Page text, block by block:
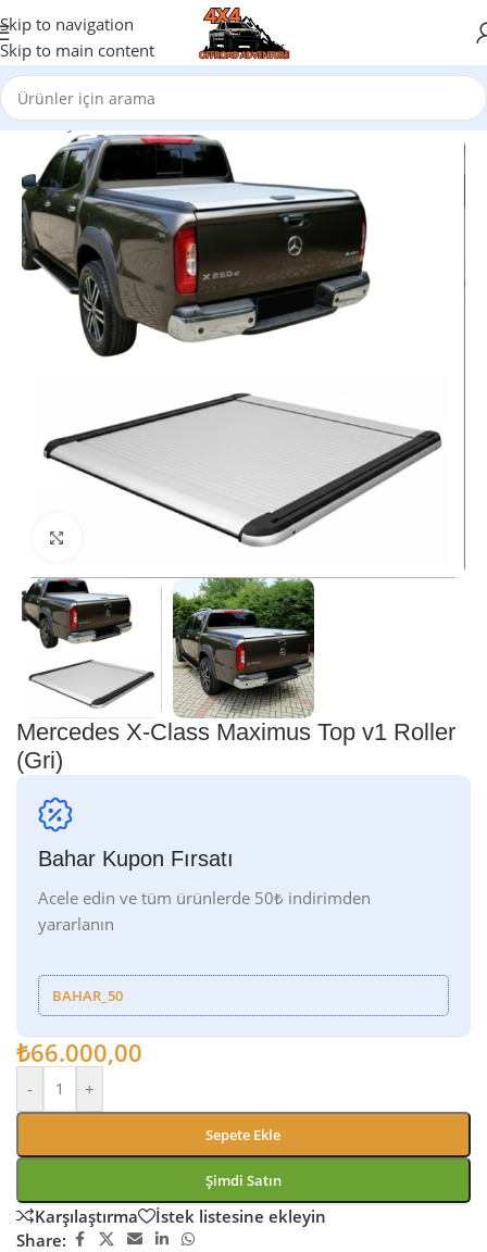
Skip to navigation
Skip to main content
Ana Sayfa/Oto Aksesuar/Mercedes
Genişletmek için tıklayın
Mercedes X-Class Maximus Top v1 Roller
(Gri)
Bahar Kupon Fırsatı
Acele edin ve tüm ürünlerde 50₺ indirimden
yararlanın
BAHAR_50
₺66.000,00
- +
Sepete Ekle
Şimdi Satın
Karşılaştırma
İstek listesine ekleyin
Share: